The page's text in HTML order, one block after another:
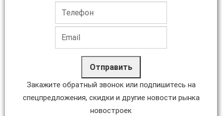
Отправить
Закажите обратный звонок или подпишитесь на
спецпредложения, скидки и другие новости рынка
новостроек